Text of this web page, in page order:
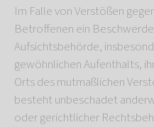
Im Falle von Verstößen
Betroffenen ein
Aufsichtsbehörde,
gewöhnlichen Aufenthalts,
Orts des mutmaßlichen
besteht unbeschadet
oder gerichtlicher